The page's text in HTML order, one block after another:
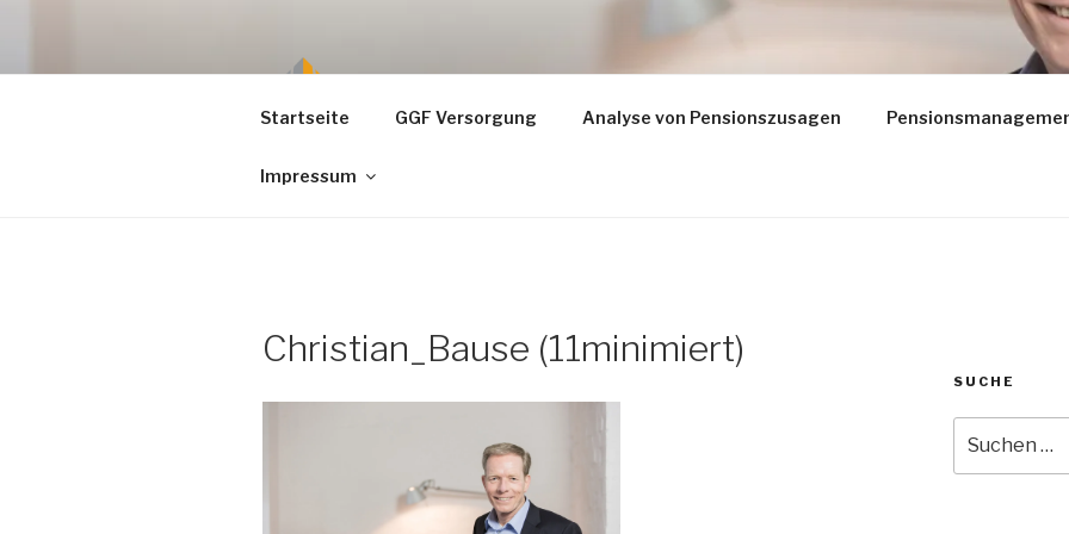
springen
Startseite GGF Versorgung Analyse von Pensionszusagen
Impressum
Christian_Bause (11minimiert)
SUCHE
nach: